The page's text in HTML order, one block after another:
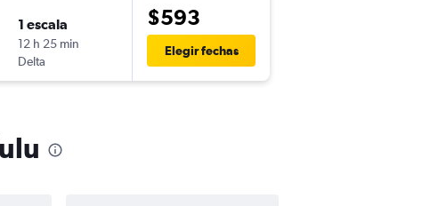
1 escala
12 h 25 min
Delta
$593
Elegir fechas